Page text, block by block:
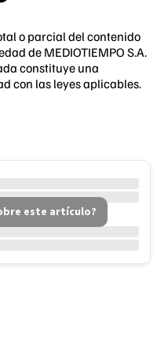
o parcial del contenido
de MEDIOTIEMPO S.A.
constituye una
con las leyes aplicables.
este artículo?